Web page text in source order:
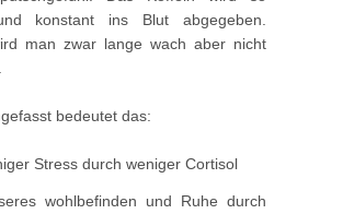
konstant ins Blut abgegeben.
man zwar lange wach aber nicht
bedeutet das:
Stress durch weniger Cortisol
wohlbefinden und Ruhe durch